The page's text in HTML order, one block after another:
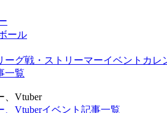
ール
ーグ戦・ストリーマーイベントカレ
一覧
、Vtuber
、Vtuberイベント記事一覧